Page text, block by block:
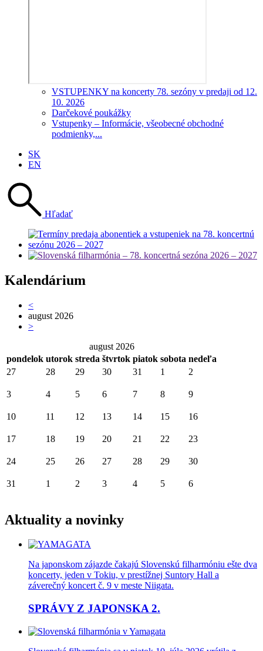
VSTUPENKY na koncerty 78. sezóny v predaji od 12.
10. 2026
Darčekové poukážky
Vstupenky – Informácie, všeobecné obchodné
podmienky,...
SK
EN
Hľadať
Kalendárium
<
august 2026
>
august 2026
pondelok utorok streda štvrtok piatok sobota nedeľa
27
28 29 30 31 1 2
3 4 5 6 7 8 9
10 11 12 13 14 15 16
17 18 19 20 21 22 23
24 25 26 27 28 29 30
31 1 2 3 4 5 6
Aktuality a novinky
Na japonskom zájazde čakajú Slovenskú filharmóniu ešte dva
koncerty, jeden v Tokiu, v prestížnej Suntory Hall a
záverečný koncert č. 9 v meste Niigata.
SPRÁVY Z JAPONSKA 2.